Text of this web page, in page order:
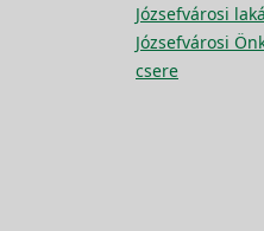
Józsefvárosi
Józsefvárosi
csere